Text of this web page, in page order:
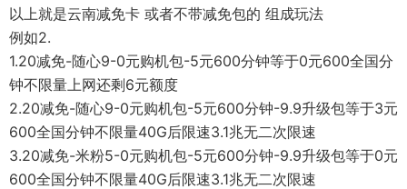
以上就是云南减免卡 或者不带减免包的 组成玩法
例如2.
1.20减免-随心9-0元购机包-5元600分钟等于0元600全国分
钟不限量上网还剩6元额度
2.20减免-随心9-0元购机包-5元600分钟-9.9升级包等于3元
600全国分钟不限量40G后限速3.1兆无二次限速
3.20减免-米粉5-0元购机包-5元600分钟-9.9升级包等于0元
600全国分钟不限量40G后限速3.1兆无二次限速